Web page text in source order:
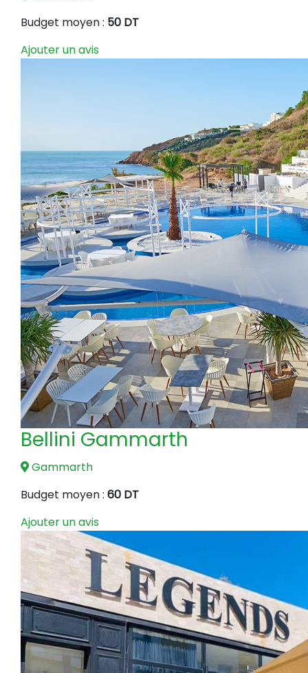
Budget moyen : 50 DT
Ajouter un avis
Bellini Gammarth
Gammarth
Budget moyen : 60 DT
Ajouter un avis